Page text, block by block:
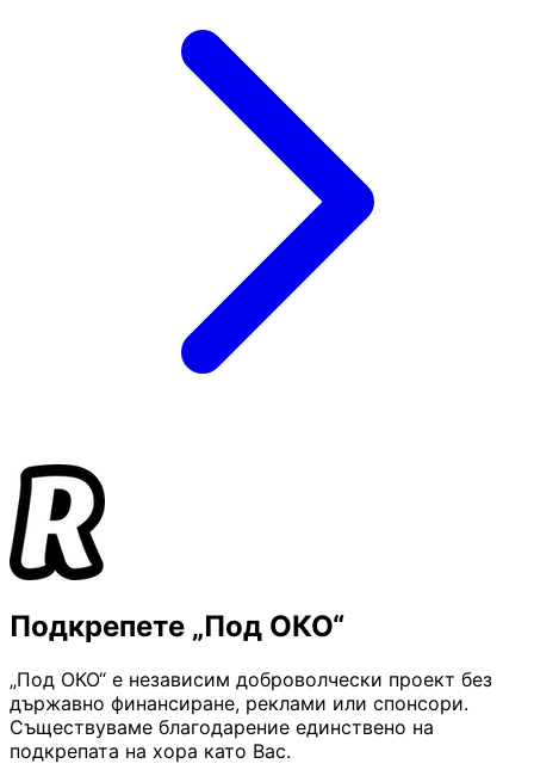
Подкрепете „Под ОКО“
„Под ОКО“ е независим доброволчески проект без
държавно финансиране, реклами или спонсори.
Съществуваме благодарение единствено на
подкрепата на хора като Вас.